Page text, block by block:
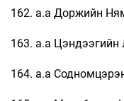
162. а.а Доржийн
163. а.а
164. а.а